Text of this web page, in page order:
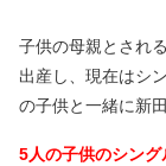
子供の母親とされ
出産し、現在はシ
の子供と一緒に新
5人の子供のシング